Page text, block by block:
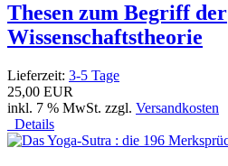
Thesen zum Begriff der
Wissenschaftstheorie
Lieferzeit: 3-5 Tage
25,00 EUR
inkl. 7 % MwSt. zzgl. Versandkosten
Details